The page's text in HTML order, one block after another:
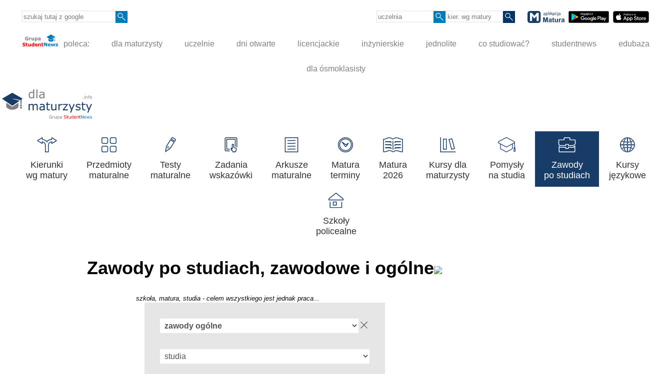
poleca: dla maturzysty uczelnie dni otwarte licencjackie inżynierskie jednolite co studiować? studentnews edubaza
dla ósmoklasisty
Kierunki
wg matury
Przedmioty
maturalne
Testy
maturalne
Zadania
wskazówki
Arkusze
maturalne
Matura
terminy
Matura
2026
Kursy dla
maturzysty
Pomysły
na studia
Zawody
po studiach
Kursy
językowe
Szkoły
policealne
Zawody po studiach, zawodowe i ogólne
szkoła, matura, studia - celem wszystkiego jest jednak praca...